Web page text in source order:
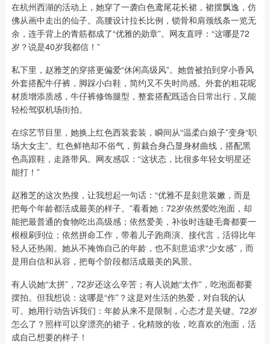
在杭州西湖的活动上，她穿了一袭白色鸢尾花长裙，裙摆飘逸，仿
佛从画中走出的仙子。高腰设计拉长比例，锁骨和肩颈线条一览无
余，连手背上的青筋都成了“优雅的勋章”。网友直呼：“这哪是72
岁？说是40岁我都信！”
私下里，赵雅芝的穿搭更偏爱“休闲高级风”。她曾被拍到穿小香风
外套搭配牛仔裤，脚踩小白鞋，简约又不失时尚感。外套的粗花呢
材质增添质感，牛仔裤修饰腿型，整套搭配既适合日常出行，又能
轻松驾驭机场街拍。
在综艺节目里，她换上红色西装套装，瞬间从“温柔白娘子”变身“职
场大女主”。红色鲜艳却不俗气，剪裁合身凸显身材曲线，搭配黑
色高跟鞋，走路带风。网友感叹：“这状态，比很多年轻女明星还
能打！”
赵雅芝的这次热搜，让我想起一句话：“优雅不是刻意装嫩，而是
把每个年龄都活成最美的样子。”看看她：72岁依然爱吃泡面，却
能把最普通的食物吃出高级感；依然爱美，补妆时连睫毛膏都要一
根根刷到位；依然拼命工作，带着儿子跑商演、接代言，活得比年
轻人还热闹。她从不掩饰自己的年龄，也不刻意追求“少女感”，而
是用自信和从容，把每个阶段都活成最美的风景。
有人说她“太拼”，72岁还这么辛苦；有人说她“太作”，吃泡面都要
摆拍。但我想说：这哪是“作”？这是对生活的热爱，对自我的认
可。她用行动告诉我们：年龄从来不是限制，心态才是关键。72岁
怎么了？照样可以穿漂亮的裙子，化精致的妆，吃喜欢的泡面，活
成自己想要的样子！